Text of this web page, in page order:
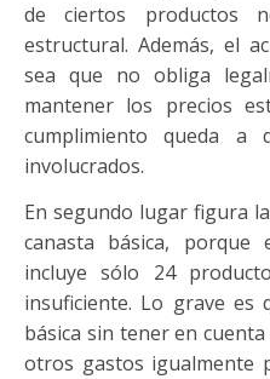
de ciertos productos
estructural. Además, el
sea que no obliga
mantener los precios
cumplimiento queda a
involucrados.
En segundo lugar figura
canasta básica, porque
incluye sólo 24
insuficiente. Lo grave es
básica sin tener en
otros gastos igualmente